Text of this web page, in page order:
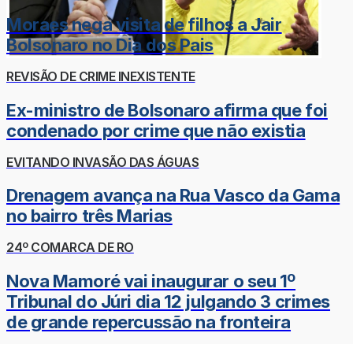
Moraes nega visita de filhos a Jair
Bolsonaro no Dia dos Pais
REVISÃO DE CRIME INEXISTENTE
Ex-ministro de Bolsonaro afirma que foi
condenado por crime que não existia
EVITANDO INVASÃO DAS ÁGUAS
Drenagem avança na Rua Vasco da Gama
no bairro três Marias
24º COMARCA DE RO
Nova Mamoré vai inaugurar o seu 1º
Tribunal do Júri dia 12 julgando 3 crimes
de grande repercussão na fronteira